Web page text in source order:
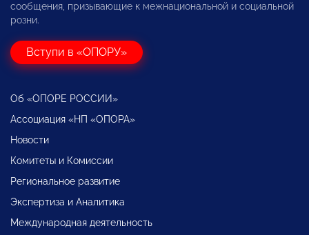
сообщения, призывающие к межнациональной и социальной
розни.
Вступи в «ОПОРУ»
Об «ОПОРЕ РОССИИ»
Ассоциация «НП «ОПОРА»
Новости
Комитеты и Комиссии
Региональное развитие
Экспертиза и Аналитика
Международная деятельность